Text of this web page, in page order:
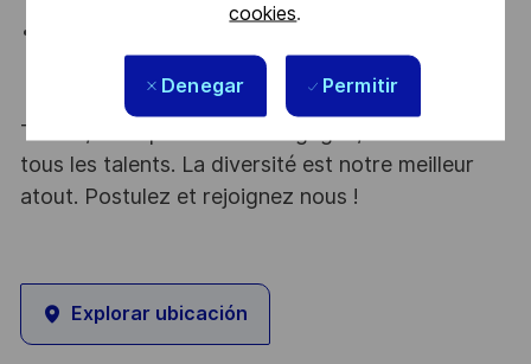
cookies.
Denegar Permitir
définition de la feuille de route performance, Lean
Thales, entreprise Handi-Engagée, reconnait
tous les talents. La diversité est notre meilleur
atout. Postulez et rejoignez nous !
Explorar ubicación